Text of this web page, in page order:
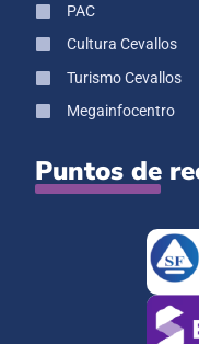
PAC
Cultura Cevallos
Turismo Cevallos
Megainfocentro
Puntos de